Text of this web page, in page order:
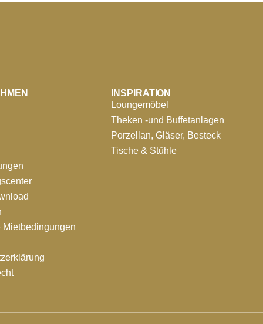
INSPIRATION
Loungemöbel
Theken -und Buffetanlagen
Porzellan, Gläser, Besteck
Tische & Stühle